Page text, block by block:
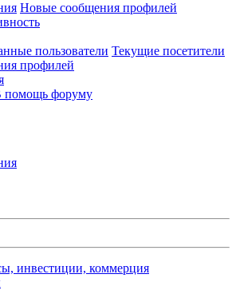
Новые сообщения профилей
пользователи Текущие посетители
профилей
помощь форуму
инвестиции, коммерция